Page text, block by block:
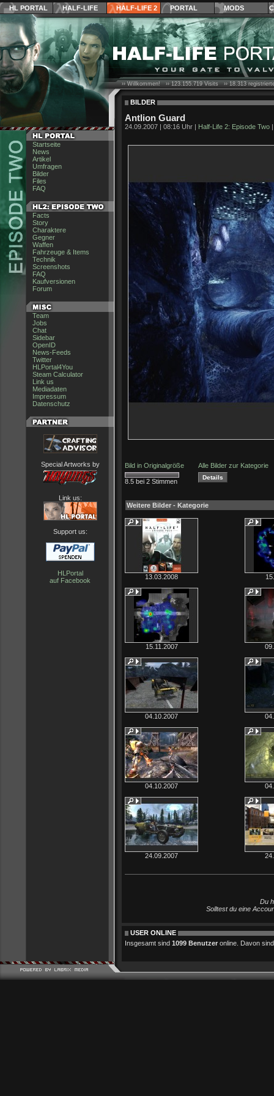
HL PORTAL HALF-LIFE HALF-LIFE 2 PORTAL MODS
Startseite
News
Artikel
Umfragen
Bilder
Files
FAQ
Facts
Story
Charaktere
Gegner
Waffen
Fahrzeuge & Items
Technik
Screenshots
FAQ
Kaufversionen
Forum
Team
Jobs
Chat
Sidebar
OpenID
News-Feeds
Twitter
HLPortal4You
Steam Calculator
Link us
Mediadaten
Impressum
Datenschutz
Special Artworks by
Link us:
Support us:
HLPortal
auf Facebook
›› Willkommen! ››123.155.719Visits ››18.313
BILDER
Antlion Guard
24.09.2007 | 08:16 Uhr | Half-Life 2: Episode Two
Bild in Originalgröße Alle Bilder zur Kategorie
8.5 bei 2 Stimmen
Weitere Bilder - Kategorie
13.03.2008
15.11.2007
04.10.2007
04.10.2007
24.09.2007
Du
Solltest du eine
USER ONLINE
Insgesamt sind 1099 Benutzer online. Davon